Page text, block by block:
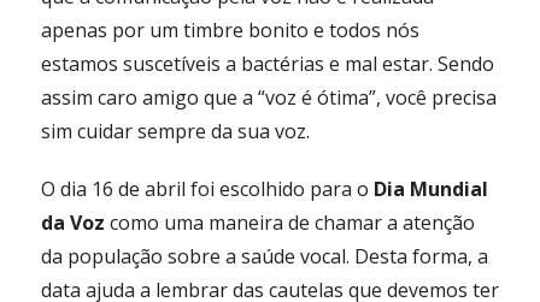
apenas por um timbre bonito e todos nós
estamos suscetíveis a bactérias e mal estar. Sendo
assim caro amigo que a “voz é ótima”, você precisa
sim cuidar sempre da sua voz.
O dia 16 de abril foi escolhido para o Dia Mundial
da Voz como uma maneira de chamar a atenção
da população sobre a saúde vocal. Desta forma, a
data ajuda a lembrar das cautelas que devemos ter